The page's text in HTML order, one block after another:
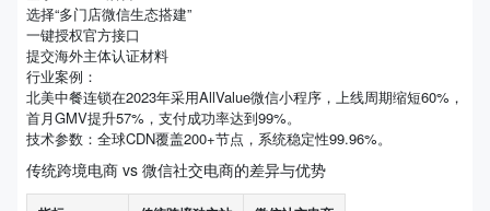
选择“多门店微信生态搭建”
一键授权官方接口
提交海外主体认证材料
行业案例：
北美中餐连锁在2023年采用AllValue微信小程序，上线周期缩短60%，
首月GMV提升57%，支付成功率达到99%。
技术参数：全球CDN覆盖200+节点，系统稳定性99.96%。
传统跨境电商 vs 微信社交电商的差异与优势